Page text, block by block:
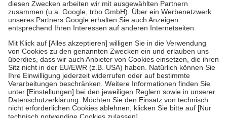
Zuzahlung zehn Prozent der Kosten sowie zehn Euro je
Verordnung.
Um das Engagement der Versicherten für ihre eigene Gesundheit zu
stärken und die besondere Stellung der Familie zu unterstützen,
fallenkeine Zuzahlungenan bei:
• Kindern und Jugendlichen bis zum vollendeten 18. Lebensjahr
mit Ausnahme der Fahrkosten
• Untersuchungen zur Vorsorge und Früherkennung, die von der
GKV getragen werden
• empfohlenen Schutzimpfungen
• Harn- und Blutteststreifen